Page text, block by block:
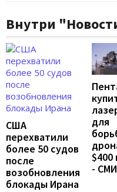
Внутри
США
перехватили
более 50 судов
после
возобновления
блокады Ирана
для
$400
- СМИ